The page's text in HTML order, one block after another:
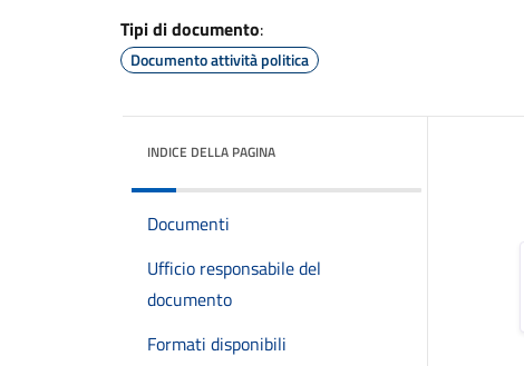
Tipi di documento:
Documento attività politica
INDICE DELLA PAGINA
Documenti
Ufficio responsabile del
documento
Formati disponibili